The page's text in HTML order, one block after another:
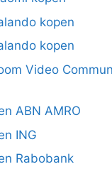
kopen
kopen
Video
ABN AMRO
ING
Rabobank